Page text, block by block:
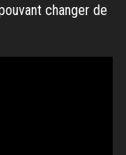
changer de